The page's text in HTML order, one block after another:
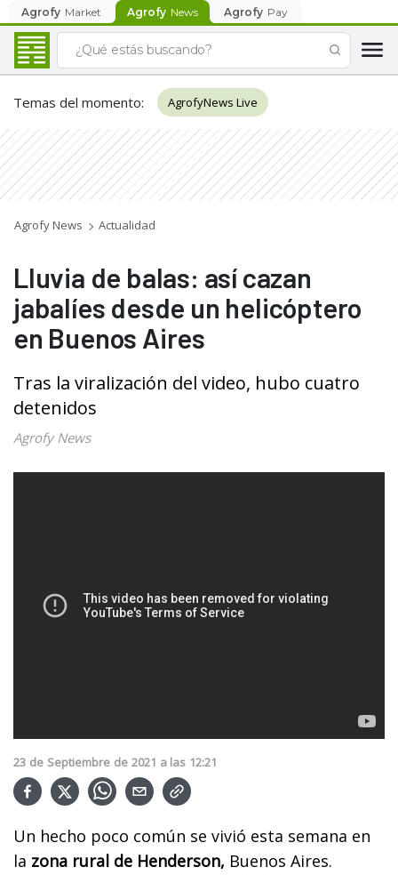
Agrofy Market Agrofy News Agrofy Pay
Temas del momento: AgrofyNews Live
Agrofy News Actualidad
Lluvia de balas: así cazan
jabalíes desde un helicóptero
en Buenos Aires
Tras la viralización del video, hubo cuatro
detenidos
Agrofy News
23 de Septiembre de 2021 a las 12:21
Un hecho poco común se vivió esta semana en
la zona rural de Henderson, Buenos Aires.